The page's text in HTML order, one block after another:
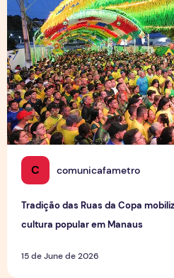
C comunicafametro
Tradição das Ruas da Copa
cultura popular em Manaus
15 de June de 2026